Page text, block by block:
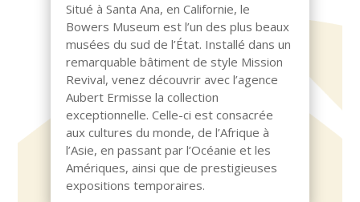
Situé à Santa Ana, en Californie, le
Bowers Museum est l’un des plus beaux
musées du sud de l’État. Installé dans un
remarquable bâtiment de style Mission
Revival, venez découvrir avec l’agence
Aubert Ermisse la collection
exceptionnelle. Celle-ci est consacrée
aux cultures du monde, de l’Afrique à
l’Asie, en passant par l’Océanie et les
Amériques, ainsi que de prestigieuses
expositions temporaires.